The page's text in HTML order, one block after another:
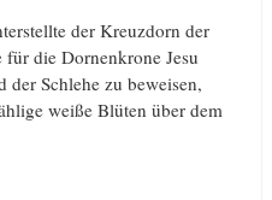
der Kreuzdorn der
für die Dornenkrone Jesu
der Schlehe zu beweisen,
weiße Blüten über dem